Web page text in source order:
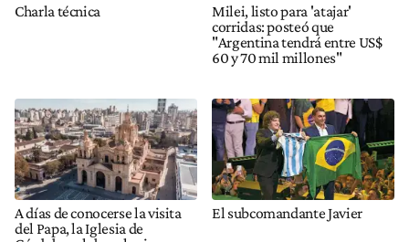
Charla técnica
Milei, listo para 'atajar'
corridas: posteó que
"Argentina tendrá entre US$
60 y 70 mil millones"
A días de conocerse la visita
del Papa, la Iglesia de
El subcomandante Javier